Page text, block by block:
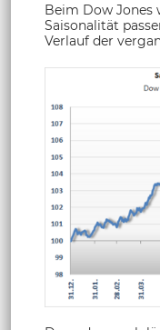
Beim Dow Jones
Saisonalität
Verlauf der